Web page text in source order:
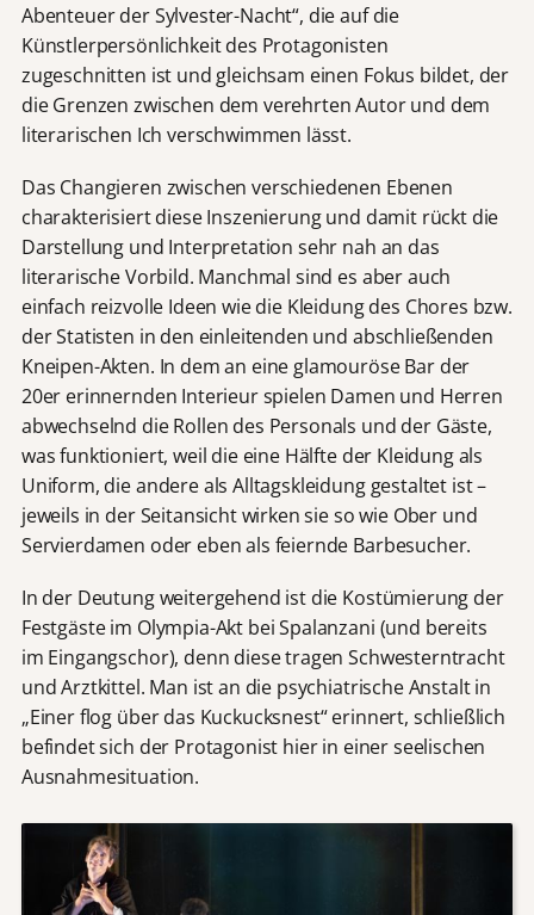
Abenteuer der Sylvester-Nacht“, die auf die
Künstlerpersönlichkeit des Protagonisten
zugeschnitten ist und gleichsam einen Fokus bildet, der
die Grenzen zwischen dem verehrten Autor und dem
literarischen Ich verschwimmen lässt.
Das Changieren zwischen verschiedenen Ebenen
charakterisiert diese Inszenierung und damit rückt die
Darstellung und Interpretation sehr nah an das
literarische Vorbild. Manchmal sind es aber auch
einfach reizvolle Ideen wie die Kleidung des Chores bzw.
der Statisten in den einleitenden und abschließenden
Kneipen-Akten. In dem an eine glamouröse Bar der
20er erinnernden Interieur spielen Damen und Herren
abwechselnd die Rollen des Personals und der Gäste,
was funktioniert, weil die eine Hälfte der Kleidung als
Uniform, die andere als Alltagskleidung gestaltet ist –
jeweils in der Seitansicht wirken sie so wie Ober und
Servierdamen oder eben als feiernde Barbesucher.
In der Deutung weitergehend ist die Kostümierung der
Festgäste im Olympia-Akt bei Spalanzani (und bereits
im Eingangschor), denn diese tragen Schwesterntracht
und Arztkittel. Man ist an die psychiatrische Anstalt in
„Einer flog über das Kuckucksnest“ erinnert, schließlich
befindet sich der Protagonist hier in einer seelischen
Ausnahmesituation.